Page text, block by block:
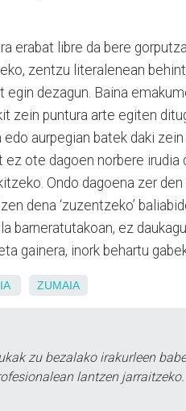
erabat libre da bere
zentzu literalenean
egin dezagun. Baina
zein puntura arte egiten
edo aurpegian batek daki
ez ote dagoen norbere
Ondo dagoena zer
dena ‘zuzentzeko’
barneratutakoan, ez
gainera, inork behartu
ZUMAIA
zu bezalako irakurleen
lantzen jarraitzeko.